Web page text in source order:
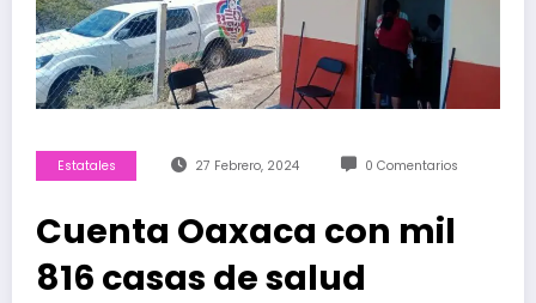
Estatales 27 Febrero, 2024 0 Comentarios
Cuenta Oaxaca con mil
816 casas de salud